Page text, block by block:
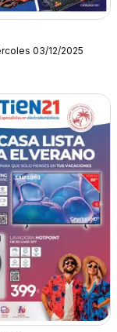
03/12/2025